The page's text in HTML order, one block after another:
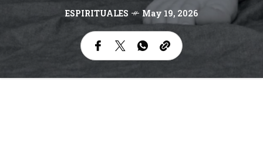
ESPIRITUALES May 19, 2026